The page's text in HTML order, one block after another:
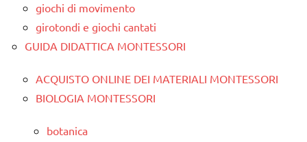
giochi di movimento
girotondi e giochi cantati
GUIDA DIDATTICA MONTESSORI
ACQUISTO ONLINE DEI MATERIALI MONTESSORI
BIOLOGIA MONTESSORI
botanica